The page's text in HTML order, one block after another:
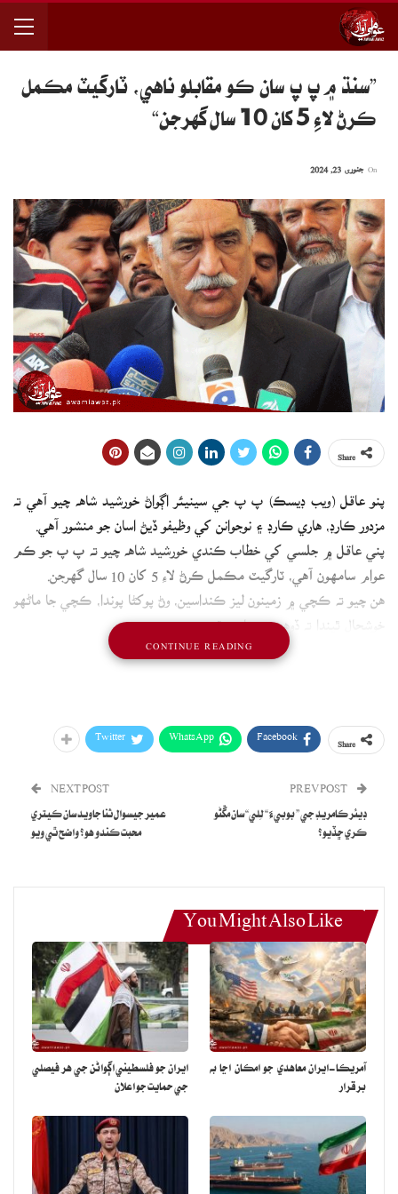
”سنڌ ۾ پ پ سان ڪو مقابلو ناهي، ٽارگيٽ مڪمل
ڪرڻ لاءِ 5 کان 10 سال گهرجن“
پنو عاقل (ويب ڊيسڪ) پ پ جي سينيئر اڳواڻ خورشيد شاهه چيو آهي ته
مزدور ڪارڊ، هاري ڪارڊ ۽ نوجوانن کي وظيفو ڏيڻ اسان جو منشور آهي.
پني عاقل ۾ جلسي کي خطاب ڪندي خورشيد شاهه چيو ته پ پ جو ڪم
عوام سامهون آهي، ٽارگيٽ مڪمل ڪرڻ لاءِ 5 کان 10 سال گهرجن.
هن چيو ته ڪچي ۾ زمينون ليز ڪنداسين، وڻ پوکڻا پوندا، ڪچي جا ماڻهو
خوشحال ٿيندا ته ڏوهن جو خاتمو ٿيندو.
سندس چوڻ هو سنڌ جي صورتحال مان واضح آهي ته پ پ سان ڪو مقابلو
ناهي، بلاول ڀٽو زرداري عوامي خدمت لاءِ 10 نڪتا ڏنا آهن، عوامي خدمت
Facebook
WhatsApp
Twitter
ڊيئر ڪامريڊ جي ” بوبيءَ “ لِلي“ سان مڱڻو
ڪري ڇڏيو؟
NEXT POST
عمير جيسوال ثنا جاويد سان ڪيتري
محبت ڪندو هو؟ واضح ٿي ويو
You Might Also Like
آمريڪا-ايران معاهدي جو امڪان اڃا به
برقرار
ايران جو فلسطيني اڳواڻن جي هر فيصلي
جي حمايت جو اعلان